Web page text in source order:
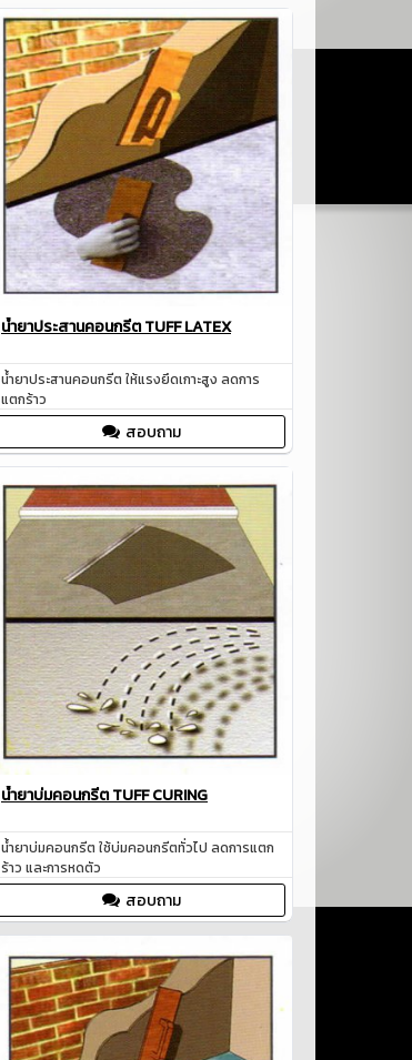
น้ำยาประสานคอนกรีต TUFF LATEX
น้ำยาประสานคอนกรีต ให้แรงยึดเกาะสูง ลดการ
แตกร้าว
สอบถาม
น้ำยาบ่มคอนกรีต TUFF CURING
น้ำยาบ่มคอนกรีต ใช้บ่มคอนกรีตทั่วไป ลดการแตก
ร้าว และการหดตัว
สอบถาม